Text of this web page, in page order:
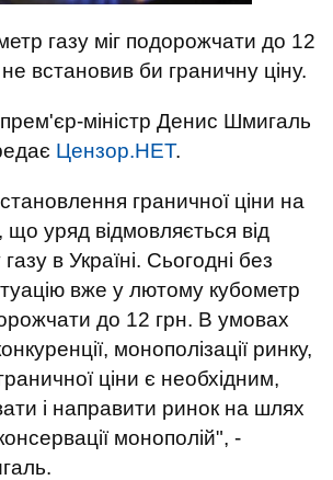
газу міг подорожчати до 12
встановив би граничну ціну.
міністр Денис Шмигаль
Цензор.НЕТ.
граничної ціни на
що уряд відмовляється від
в Україні. Сьогодні без
вже у лютому кубометр
до 12 грн. В умовах
монополізації ринку,
ціни є необхідним,
і направити ринок на шлях
монополій", -